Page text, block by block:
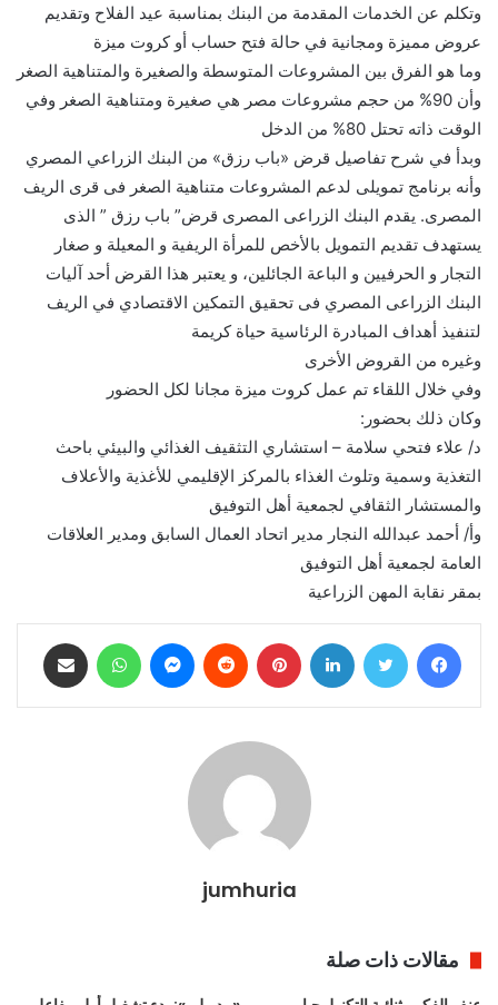
وتكلم عن الخدمات المقدمة من البنك بمناسبة عيد الفلاح وتقديم
عروض مميزة ومجانية في حالة فتح حساب أو كروت ميزة
وما هو الفرق بين المشروعات المتوسطة والصغيرة والمتناهية الصغر
وأن 90% من حجم مشروعات مصر هي صغيرة ومتناهية الصغر وفي
الوقت ذاته تحتل 80% من الدخل
وبدأ في شرح تفاصيل قرض «باب رزق» من البنك الزراعي المصري
وأنه برنامج تمويلى لدعم المشروعات متناهية الصغر فى قرى الريف
المصرى. يقدم البنك الزراعى المصرى قرض” باب رزق ” الذى
يستهدف تقديم التمويل بالأخص للمرأة الريفية و المعيلة و صغار
التجار و الحرفيين و الباعة الجائلين، و يعتبر هذا القرض أحد آليات
البنك الزراعى المصري فى تحقيق التمكين الاقتصادي في الريف
لتنفيذ أهداف المبادرة الرئاسية حياة كريمة
وغيره من القروض الأخرى
وفي خلال اللقاء تم عمل كروت ميزة مجانا لكل الحضور
وكان ذلك بحضور:
د/ علاء فتحي سلامة – استشاري التثقيف الغذائي والبيئي باحث
التغذية وسمية وتلوث الغذاء بالمركز الإقليمي للأغذية والأعلاف
والمستشار الثقافي لجمعية أهل التوفيق
وأ/ أحمد عبدالله النجار مدير اتحاد العمال السابق ومدير العلاقات
العامة لجمعية أهل التوفيق
بمقر نقابة المهن الزراعية
فيسبوك تويتر لينكدإن بينتيريست ماسنجر واتساب
jumhuria
مقالات ذات صلة